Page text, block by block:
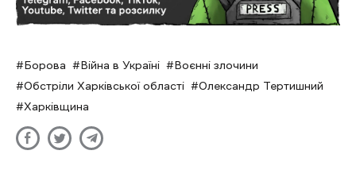
Борова Війна в Україні
Воєнні злочини
Обстріли Харківської області
Олександр Тертишний
Харківщина